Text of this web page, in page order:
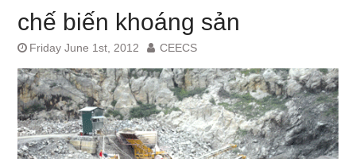
chế biến khoáng sản
Friday June 1st, 2012 CEECS